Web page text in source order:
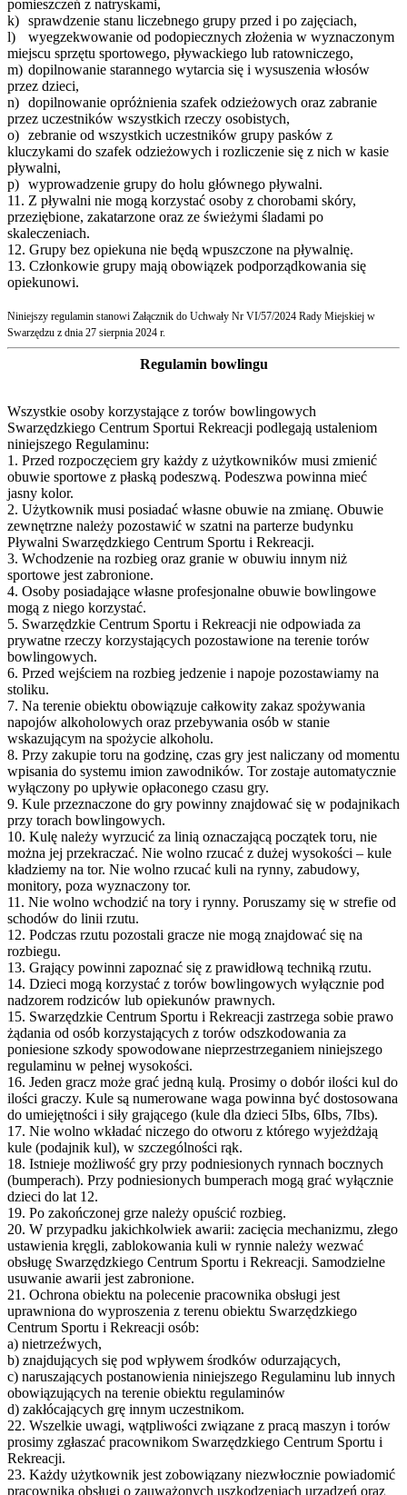
pomieszczeń z natryskami,
k) sprawdzenie stanu liczebnego grupy przed i po zajęciach,
l)
wyegzekwowanie od podopiecznych złożenia w wyznaczonym
miejscu sprzętu sportowego, pływackiego lub ratowniczego,
m) dopilnowanie starannego wytarcia się i wysuszenia włosów
przez dzieci,
n) dopilnowanie opróżnienia szafek odzieżowych oraz zabranie
przez uczestników wszystkich rzeczy osobistych,
o) zebranie od wszystkich uczestników grupy pasków z
kluczykami do szafek odzieżowych i rozliczenie się z nich w kasie
pływalni,
p) wyprowadzenie grupy do holu głównego pływalni.
11. Z pływalni nie mogą korzystać osoby z chorobami skóry,
przeziębione, zakatarzone oraz ze świeżymi śladami po
skaleczeniach.
12. Grupy bez opiekuna nie będą wpuszczone na pływalnię.
13. Członkowie grupy mają obowiązek podporządkowania się
opiekunowi.
Niniejszy regulamin stanowi Załącznik do Uchwały Nr VI/57/2024 Rady Miejskiej w
Swarzędzu z dnia 27 sierpnia 2024 r.
Regulamin bowlingu
Wszystkie osoby korzystające z torów bowlingowych
Swarzędzkiego Centrum Sportui Rekreacji podlegają ustaleniom
niniejszego Regulaminu:
1. Przed rozpoczęciem gry każdy z użytkowników musi zmienić
obuwie sportowe z płaską podeszwą. Podeszwa powinna mieć
jasny kolor.
2. Użytkownik musi posiadać własne obuwie na zmianę. Obuwie
zewnętrzne należy pozostawić w szatni na parterze budynku
Pływalni Swarzędzkiego Centrum Sportu i Rekreacji.
3. Wchodzenie na rozbieg oraz granie w obuwiu innym niż
sportowe jest zabronione.
4. Osoby posiadające własne profesjonalne obuwie bowlingowe
mogą z niego korzystać.
5. Swarzędzkie Centrum Sportu i Rekreacji nie odpowiada za
prywatne rzeczy korzystających pozostawione na terenie torów
bowlingowych.
6. Przed wejściem na rozbieg jedzenie i napoje pozostawiamy na
stoliku.
7. Na terenie obiektu obowiązuje całkowity zakaz spożywania
napojów alkoholowych oraz przebywania osób w stanie
wskazującym na spożycie alkoholu.
8. Przy zakupie toru na godzinę, czas gry jest naliczany od momentu
wpisania do systemu imion zawodników. Tor zostaje automatycznie
wyłączony po upływie opłaconego czasu gry.
9. Kule przeznaczone do gry powinny znajdować się w podajnikach
przy torach bowlingowych.
10. Kulę należy wyrzucić za linią oznaczającą początek toru, nie
można jej przekraczać. Nie wolno rzucać z dużej wysokości – kule
kładziemy na tor. Nie wolno rzucać kuli na rynny, zabudowy,
monitory, poza wyznaczony tor.
11. Nie wolno wchodzić na tory i rynny. Poruszamy się w strefie od
schodów do linii rzutu.
12. Podczas rzutu pozostali gracze nie mogą znajdować się na
rozbiegu.
13. Grający powinni zapoznać się z prawidłową techniką rzutu.
14. Dzieci mogą korzystać z torów bowlingowych wyłącznie pod
nadzorem rodziców lub opiekunów prawnych.
15. Swarzędzkie Centrum Sportu i Rekreacji zastrzega sobie prawo
żądania od osób korzystających z torów odszkodowania za
poniesione szkody spowodowane nieprzestrzeganiem niniejszego
regulaminu w pełnej wysokości.
16. Jeden gracz może grać jedną kulą. Prosimy o dobór ilości kul do
ilości graczy. Kule są numerowane waga powinna być dostosowana
do umiejętności i siły grającego (kule dla dzieci 5Ibs, 6Ibs, 7Ibs).
17. Nie wolno wkładać niczego do otworu z którego wyjeżdżają
kule (podajnik kul), w szczególności rąk.
18. Istnieje możliwość gry przy podniesionych rynnach bocznych
(bumperach). Przy podniesionych bumperach mogą grać wyłącznie
dzieci do lat 12.
19. Po zakończonej grze należy opuścić rozbieg.
20. W przypadku jakichkolwiek awarii: zacięcia mechanizmu, złego
ustawienia kręgli, zablokowania kuli w rynnie należy wezwać
obsługę Swarzędzkiego Centrum Sportu i Rekreacji. Samodzielne
usuwanie awarii jest zabronione.
21. Ochrona obiektu na polecenie pracownika obsługi jest
uprawniona do wyproszenia z terenu obiektu Swarzędzkiego
Centrum Sportu i Rekreacji osób:
a) nietrzeźwych,
b) znajdujących się pod wpływem środków odurzających,
c) naruszających postanowienia niniejszego Regulaminu lub innych
obowiązujących na terenie obiektu regulaminów
d) zakłócających grę innym uczestnikom.
22. Wszelkie uwagi, wątpliwości związane z pracą maszyn i torów
prosimy zgłaszać pracownikom Swarzędzkiego Centrum Sportu i
Rekreacji.
23. Każdy użytkownik jest zobowiązany niezwłocznie powiadomić
pracownika obsługi o zauważonych uszkodzeniach urządzeń oraz